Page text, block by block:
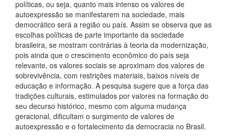
políticas, ou seja, quanto mais intenso os valores de
autoexpressão se manifestarem na sociedade, mais
democrático será a região ou país. Assim se observa que as
escolhas políticas de parte importante da sociedade
brasileira, se mostram contrárias à teoria da modernização,
pois ainda que o crescimento econômico do país seja
relevante, os valores sociais se aproximam dos valores de
sobrevivência, com restrições materiais, baixos níveis de
educação e informação. A pesquisa sugere que a força das
tradições culturais, estimulados por valores na formação do
seu decurso histórico, mesmo com alguma mudança
geracional, dificultam o surgimento de valores de
autoexpressão e o fortalecimento da democracia no Brasil.